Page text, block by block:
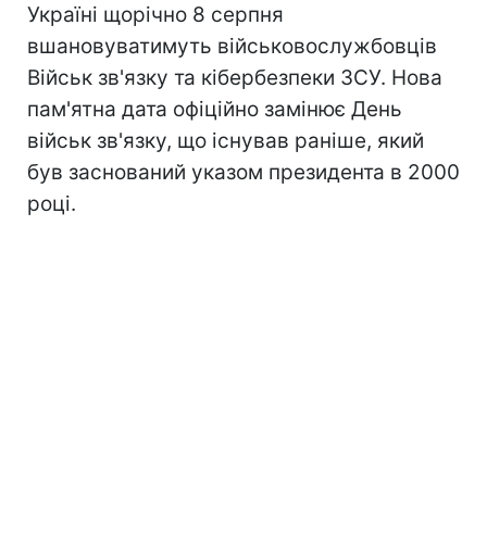
Україні щорічно 8 серпня
вшановуватимуть військовослужбовців
Військ зв'язку та кібербезпеки ЗСУ. Нова
пам'ятна дата офіційно замінює День
військ зв'язку, що існував раніше, який
був заснований указом президента в 2000
році.